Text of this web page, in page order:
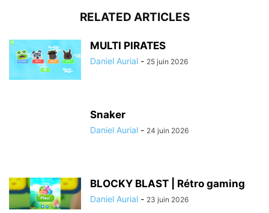
RELATED ARTICLES
MULTI PIRATES
Daniel Aurial - 25 juin 2026
Snaker
Daniel Aurial - 24 juin 2026
BLOCKY BLAST | Rétro gaming
Daniel Aurial - 23 juin 2026